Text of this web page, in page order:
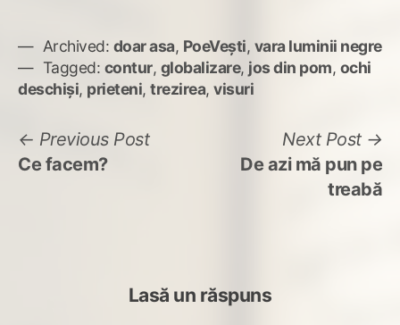
Archived: doar asa, PoeVești, vara luminii negre
Tagged: contur, globalizare, jos din pom, ochi
deschiși, prieteni, trezirea, visuri
Navigare
în
Previous PostPrevious
Ce facem?
Next Post
De azi mă pun pe
treabă
Lasă un răspuns